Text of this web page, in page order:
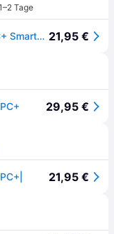
Tage
SP Connect Universal Phone Clamp SPC+ Smartphone-Halterung 21,95 €
29,95 €
21,95 €